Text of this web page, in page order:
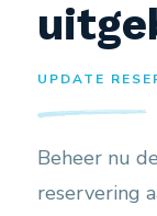
UPDATE
Beheer nu
reservering